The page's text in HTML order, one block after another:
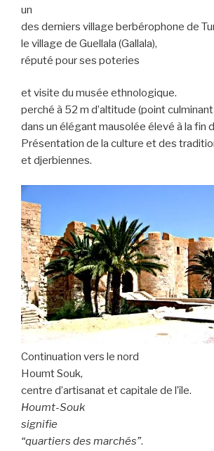
un
des derniers village berbérophone de
le village de Guellala (Gallala),
réputé pour ses poteries
et visite du musée ethnologique.
perché à 52 m d’altitude (point culminant
dans un élégant mausolée élevé à la fin
Présentation de la culture et des
et djerbiennes.
Continuation vers le nord
Houmt Souk,
centre d’artisanat et capitale de l’île.
Houmt-Souk
signifie
“quartiers des marchés”.